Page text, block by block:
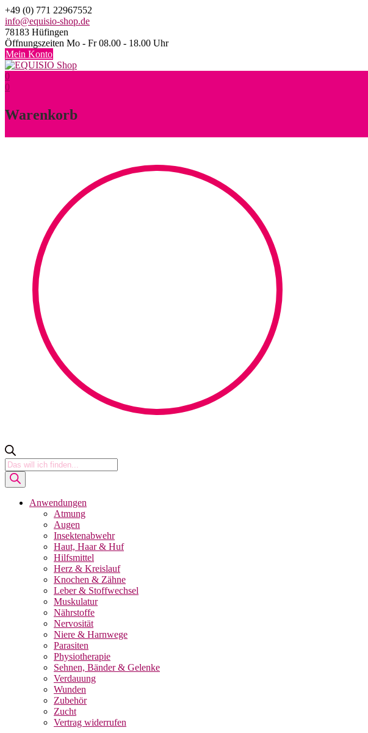
Skip
to
content
+49 (0) 771 22967552
info@equisio-shop.de
78183 Hüfingen
Öffnungszeiten Mo - Fr 08.00 - 18.00 Uhr
Mein Konto
0
0
Warenkorb
Products
search
Anwendungen
Atmung
Augen
Insektenabwehr
Haut, Haar & Huf
Hilfsmittel
Herz & Kreislauf
Knochen & Zähne
Leber & Stoffwechsel
Muskulatur
Nährstoffe
Nervosität
Niere & Harnwege
Parasiten
Physiotherapie
Sehnen, Bänder & Gelenke
Verdauung
Wunden
Zubehör
Zucht
Vertrag widerrufen